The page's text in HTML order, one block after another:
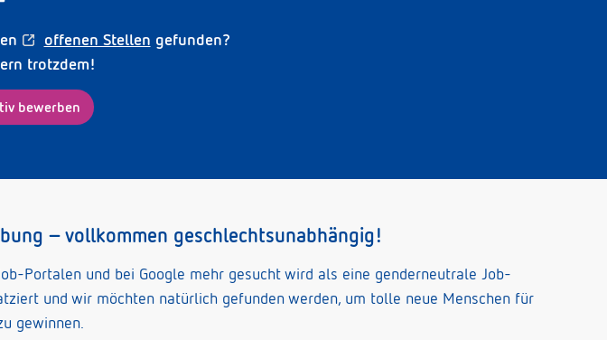
offenen Stellen gefunden?
trotzdem!
bewerben
– vollkommen geschlechtsunabhängig!
Portalen und bei Google mehr gesucht wird als eine genderneutrale Job-
und wir möchten natürlich gefunden werden, um tolle neue Menschen für
gewinnen.